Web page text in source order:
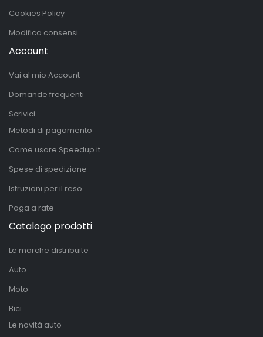
Cookies Policy
Modifica consensi
Account
Vai al mio Account
Domande frequenti
Scrivici
Metodi di pagamento
Come usare Speedup.it
Spese di spedizione
Istruzioni per il reso
Paga a rate
Catalogo prodotti
Le marche distribuite
Auto
Moto
Bici
Le novità auto